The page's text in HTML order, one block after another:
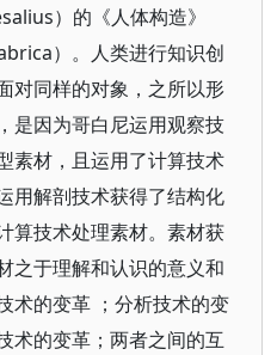
）的《人体构造》
）。人类进行知识创
对同样的对象，之所以形
是因为哥白尼运用观察技
素材，且运用了计算技术
用解剖技术获得了结构化
算技术处理素材。素材获
之于理解和认识的意义和
术的变革 ；分析技术的变
术的变革；两者之间的互